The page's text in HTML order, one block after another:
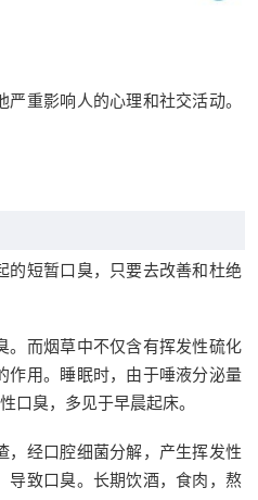
重影响人的心理和社交活动。
短暂口臭，只要去改善和杜绝
。而烟草中不仅含有挥发性硫化
作用。睡眠时，由于唾液分泌量
口臭，多见于早晨起床。
经口腔细菌分解，产生挥发性
导致口臭。长期饮酒，食肉，熬